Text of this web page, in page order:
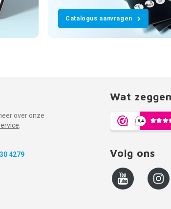
Catalogus aanvragen
over onze
.
4279
Wat
Volg ons